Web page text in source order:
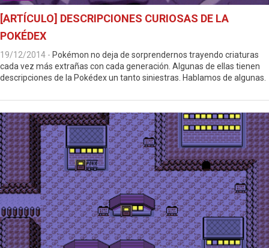
[ARTÍCULO] DESCRIPCIONES CURIOSAS DE LA
POKÉDEX
19/12/2014 - Pokémon no deja de sorprendernos trayendo criaturas
cada vez más extrañas con cada generación. Algunas de ellas tienen
descripciones de la Pokédex un tanto siniestras. Hablamos de algunas.